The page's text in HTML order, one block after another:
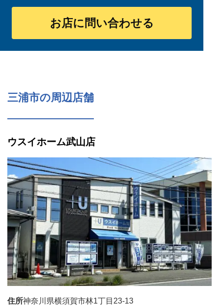
お店に問い合わせる
三浦市の周辺店舗
ウスイホーム武山店
住所神奈川県横須賀市林1丁目23-13